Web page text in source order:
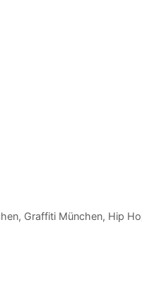
, Graffiti München, Hip